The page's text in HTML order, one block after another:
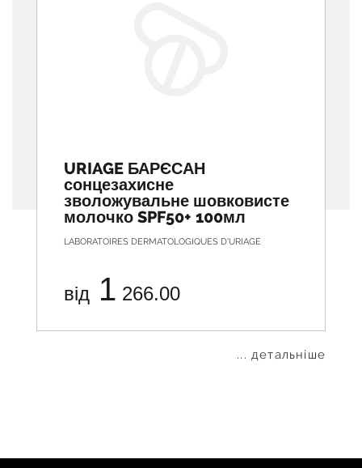
URIAGE БАРЄСАН
сонцезахисне
зволожувальне шовковисте
молочко SPF50+ 100мл
LABORATOIRES DERMATOLOGIQUES D'URIAGE
від 1 266.00
... детальніше